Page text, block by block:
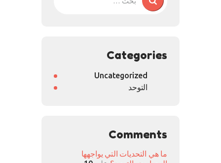
Categories
Uncategorized
التوحد
Comments
ما هي التحديات التي يواجهها